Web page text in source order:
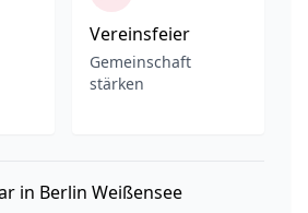
Vereinsfeier
Gemeinschaft
stärken
in Berlin Weißensee